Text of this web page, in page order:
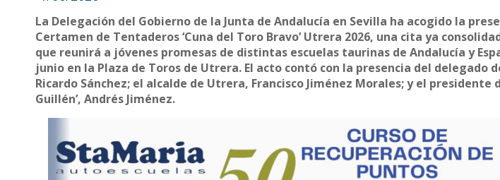
La Delegación del Gobierno de la Junta de Andalucía en Sevilla ha acogido la
Certamen de Tentaderos ‘Cuna del Toro Bravo’ Utrera 2026, una cita ya
que reunirá a jóvenes promesas de distintas escuelas taurinas de Andalucía y
junio en la Plaza de Toros de Utrera. El acto contó con la presencia del delegado
Ricardo Sánchez; el alcalde de Utrera, Francisco Jiménez Morales; y el presidente
Guillén’, Andrés Jiménez.